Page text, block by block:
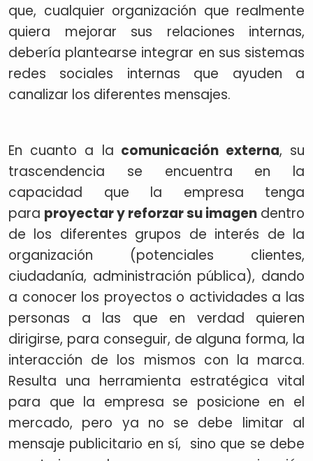
que, cualquier organización que realmente
quiera mejorar sus relaciones internas,
debería plantearse integrar en sus sistemas
redes sociales internas que ayuden a
canalizar los diferentes mensajes.
En cuanto a la comunicación externa, su
trascendencia se encuentra en la
capacidad que la empresa tenga
para proyectar y reforzar su imagen dentro
de los diferentes grupos de interés de la
organización (potenciales clientes,
ciudadanía, administración pública), dando
a conocer los proyectos o actividades a las
personas a las que en verdad quieren
dirigirse, para conseguir, de alguna forma, la
interacción de los mismos con la marca.
Resulta una herramienta estratégica vital
para que la empresa se posicione en el
mercado, pero ya no se debe limitar al
mensaje publicitario en sí, sino que se debe